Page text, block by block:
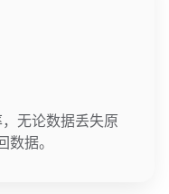
无论数据丢失原
据。